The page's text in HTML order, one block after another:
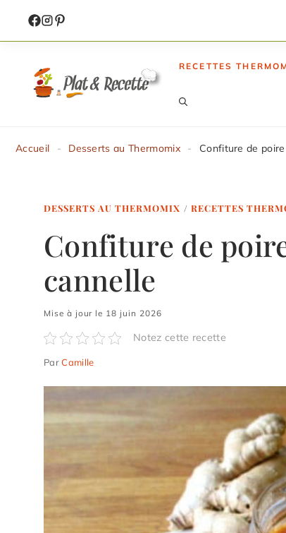
contenu
RECETTES
Accueil - Desserts au Thermomix - Confiture de
DESSERTS AU THERMOMIX / RECETTES
Confiture de
cannelle
Mise à jour le 18 juin 2026
Notez cette recette
ParCamille